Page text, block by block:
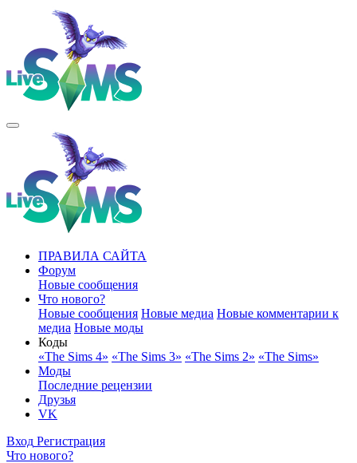
ПРАВИЛА САЙТА
Форум
Новые сообщения
Что нового?
Новые сообщения Новые медиа Новые комментарии к
медиа Новые моды
Коды
«The Sims 4» «The Sims 3» «The Sims 2» «The Sims»
Моды
Последние рецензии
Друзья
VK
Вход Регистрация
Что нового?